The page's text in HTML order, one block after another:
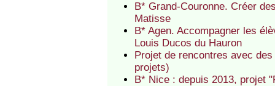
B* Grand-Couronne. Créer
Matisse
B* Agen. Accompagner les
Louis Ducos du Hauron
Projet de rencontres avec
projets)
B* Nice : depuis 2013, projet